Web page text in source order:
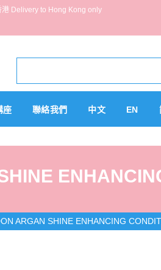
港 Delivery to Hong Kong only
座 聯絡我們 中文 EN
ARGAN SHINE ENHANCING